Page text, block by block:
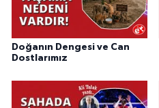
Doğanın Dengesi ve Can
Dostlarımız